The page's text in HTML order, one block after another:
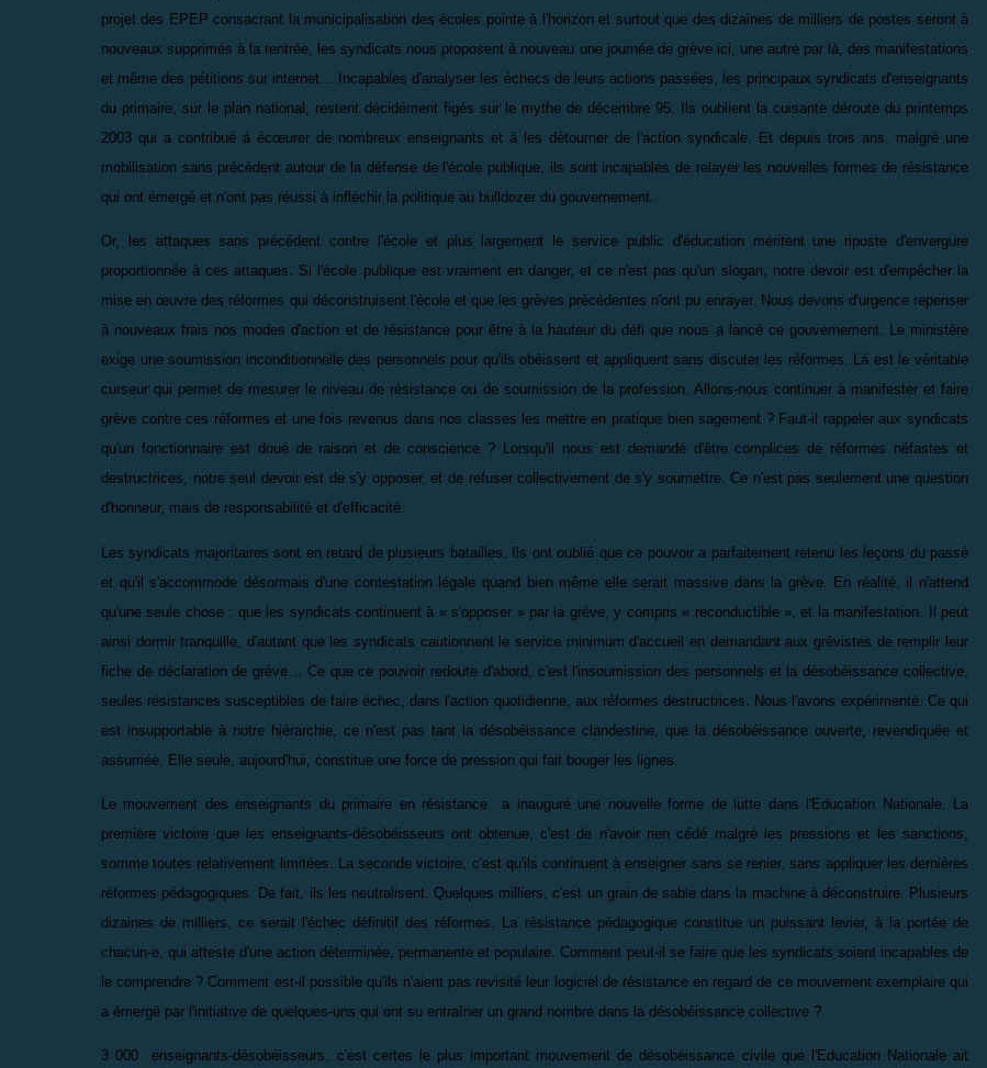
projet des EPEP consacrant la municipalisation des écoles pointe à l'horizon et surtout que des dizaines de milliers de postes seront à
nouveaux supprimés à la rentrée, les syndicats nous proposent à nouveau une journée de grève ici, une autre par là, des manifestations
et même des pétitions sur internet… Incapables d'analyser les échecs de leurs actions passées, les principaux syndicats d'enseignants
du primaire, sur le plan national, restent décidément figés sur le mythe de décembre 95. Ils oublient la cuisante déroute du printemps
2003 qui a contribué à écœurer de nombreux enseignants et à les détourner de l'action syndicale. Et depuis trois ans, malgré une
mobilisation sans précédent autour de la défense de l'école publique, ils sont incapables de relayer les nouvelles formes de résistance
qui ont émergé et n'ont pas réussi à infléchir la politique au bulldozer du gouvernement.
Or, les attaques sans précédent contre l'école et plus largement le service public d'éducation méritent une riposte d'envergure
proportionnée à ces attaques. Si l'école publique est vraiment en danger, et ce n'est pas qu'un slogan, notre devoir est d'empêcher la
mise en œuvre des réformes qui déconstruisent l'école et que les grèves précédentes n'ont pu enrayer. Nous devons d'urgence repenser
à nouveaux frais nos modes d'action et de résistance pour être à la hauteur du défi que nous a lancé ce gouvernement. Le ministère
exige une soumission inconditionnelle des personnels pour qu'ils obéissent et appliquent sans discuter les réformes. Là est le véritable
curseur qui permet de mesurer le niveau de résistance ou de soumission de la profession. Allons-nous continuer à manifester et faire
grève contre ces réformes et une fois revenus dans nos classes les mettre en pratique bien sagement ? Faut-il rappeler aux syndicats
qu'un fonctionnaire est doué de raison et de conscience ? Lorsqu'il nous est demandé d'être complices de réformes néfastes et
destructrices, notre seul devoir est de s'y opposer, et de refuser collectivement de s'y soumettre. Ce n'est pas seulement une question
d'honneur, mais de responsabilité et d'efficacité.
Les syndicats majoritaires sont en retard de plusieurs batailles. Ils ont oublié que ce pouvoir a parfaitement retenu les leçons du passé
et qu'il s'accommode désormais d'une contestation légale quand bien même elle serait massive dans la grève. En réalité, il n'attend
qu'une seule chose : que les syndicats continuent à « s'opposer » par la grève, y compris « reconductible », et la manifestation. Il peut
ainsi dormir tranquille, d'autant que les syndicats cautionnent le service minimum d'accueil en demandant aux grévistes de remplir leur
fiche de déclaration de grève… Ce que ce pouvoir redoute d'abord, c'est l'insoumission des personnels et la désobéissance collective,
seules résistances susceptibles de faire échec, dans l'action quotidienne, aux réformes destructrices. Nous l'avons expérimenté. Ce qui
est insupportable à notre hiérarchie, ce n'est pas tant la désobéissance clandestine, que la désobéissance ouverte, revendiquée et
assumée. Elle seule, aujourd'hui, constitue une force de pression qui fait bouger les lignes.
Le mouvement des enseignants du primaire en résistance a inauguré une nouvelle forme de lutte dans l'Education Nationale. La
première victoire que les enseignants-désobéisseurs ont obtenue, c'est de n'avoir rien cédé malgré les pressions et les sanctions,
somme toutes relativement limitées. La seconde victoire, c'est qu'ils continuent à enseigner sans se renier, sans appliquer les dernières
réformes pédagogiques. De fait, ils les neutralisent. Quelques milliers, c'est un grain de sable dans la machine à déconstruire. Plusieurs
dizaines de milliers, ce serait l'échec définitif des réformes. La résistance pédagogique constitue un puissant levier, à la portée de
chacun-e, qui atteste d'une action déterminée, permanente et populaire. Comment peut-il se faire que les syndicats soient incapables de
le comprendre ? Comment est-il possible qu'ils n'aient pas revisité leur logiciel de résistance en regard de ce mouvement exemplaire qui
a émergé par l'initiative de quelques-uns qui ont su entraîner un grand nombre dans la désobéissance collective ?
3 000 enseignants-désobéisseurs, c'est certes le plus important mouvement de désobéissance civile que l'Education Nationale ait